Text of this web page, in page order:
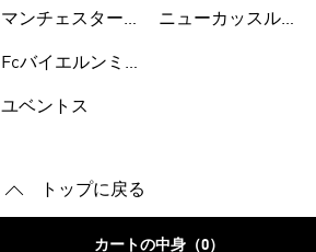
マンチェスターユ
Fcバイエルンミ
ユベントス
ニューカッスルユ
トップに戻る
カートの中身（0）